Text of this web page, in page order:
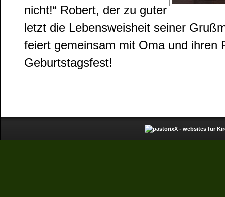
nicht!“ Robert, der zu guter
letzt die Lebensweisheit seiner
feiert gemeinsam mit Oma und ihren
Geburtstagsfest!